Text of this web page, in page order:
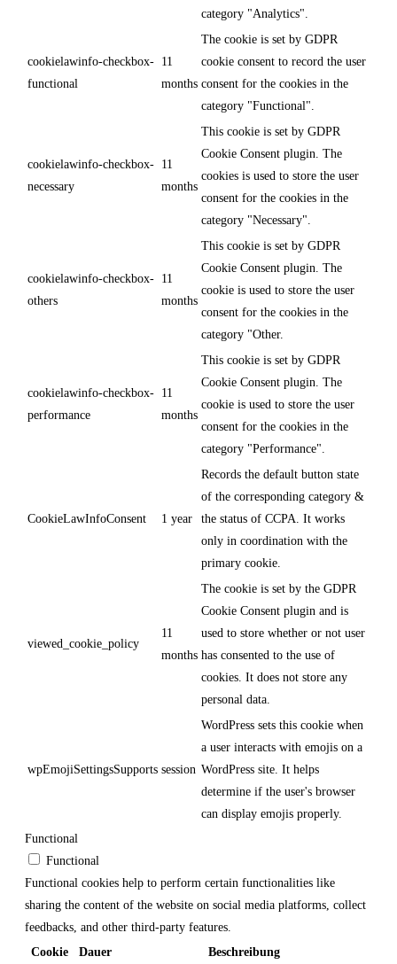
category "Analytics".
cookielawinfo-checkbox-
functional
11
months
The cookie is set by GDPR
cookie consent to record the user
consent for the cookies in the
category "Functional".
cookielawinfo-checkbox-
necessary
11
months
This cookie is set by GDPR
Cookie Consent plugin. The
cookies is used to store the user
consent for the cookies in the
category "Necessary".
cookielawinfo-checkbox-
others
11
months
This cookie is set by GDPR
Cookie Consent plugin. The
cookie is used to store the user
consent for the cookies in the
category "Other.
cookielawinfo-checkbox-
performance
11
months
This cookie is set by GDPR
Cookie Consent plugin. The
cookie is used to store the user
consent for the cookies in the
category "Performance".
CookieLawInfoConsent 1 year
Records the default button state
of the corresponding category &
the status of CCPA. It works
only in coordination with the
primary cookie.
viewed_cookie_policy
11
months
The cookie is set by the GDPR
Cookie Consent plugin and is
used to store whether or not user
has consented to the use of
cookies. It does not store any
personal data.
wpEmojiSettingsSupports session
WordPress sets this cookie when
a user interacts with emojis on a
WordPress site. It helps
determine if the user's browser
can display emojis properly.
Functional
Functional
Functional cookies help to perform certain functionalities like
sharing the content of the website on social media platforms, collect
feedbacks, and other third-party features.
Cookie
Dauer Beschreibung